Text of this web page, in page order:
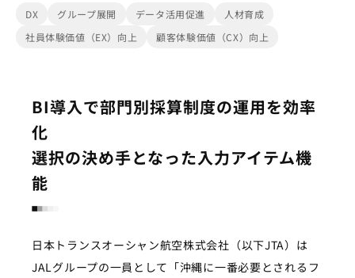
DX グループ展開 データ活用促進
人材育成
社員体験価値（EX）向上
顧客体験価値（CX）向上
BI導入で部門別採算制度の運用を効率
化
選択の決め手となった入力アイテム機
能
日本トランスオーシャン航空株式会社（以下JTA）は
JALグループの一員として「沖縄に一番必要とされるフ